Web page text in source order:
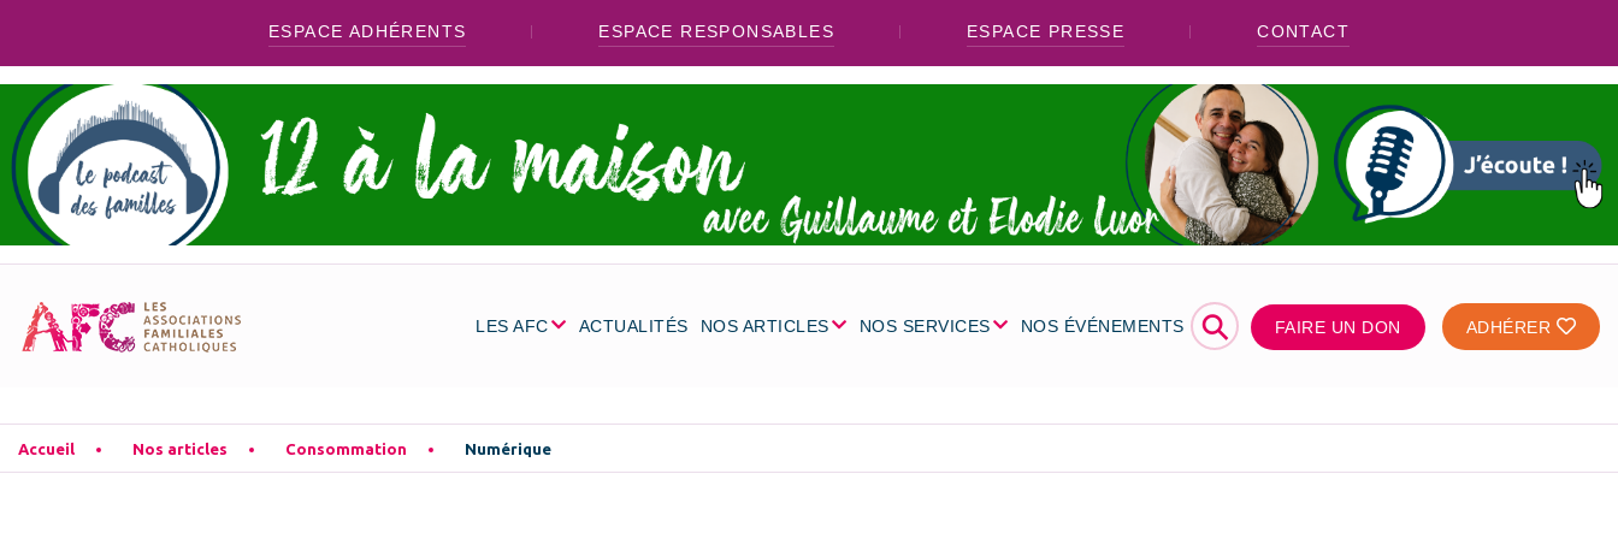
ESPACE ADHÉRENTS ESPACE RESPONSABLES ESPACE PRESSE CONTACT
LES AFC ACTUALITÉS NOS ARTICLES NOS SERVICES NOS ÉVÉNEMENTS ⚲ FAIRE UN DON ADHÉRER
Accueil Nos articles Consommation Numérique